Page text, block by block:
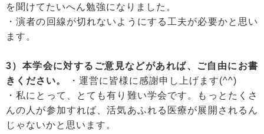
を聞けてたいへん勉強になりました。
・演者の回線が切れないようにする工夫が必要かと思い
ます。
3）本学会に対するご意見などがあれば、ご自由にお書
きください。
・運営に皆様に感謝申し上げます(^^)
・私にとって、とても有り難い学会です。もっとたくさ
んの人が参加すれば、活気あふれる医療が展開されるん
じゃないかと思います。